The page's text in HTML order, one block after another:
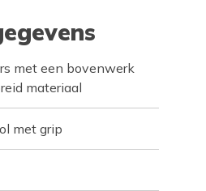
met een bovenwerk
materiaal
met grip